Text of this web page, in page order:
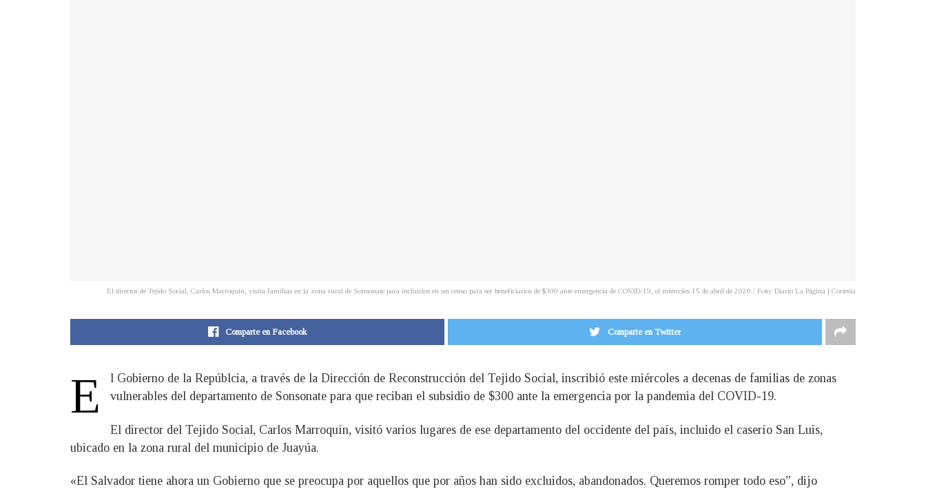
El director de Tejido Social, Carlos Marroquín, visita familias en la zona rural de Sonsonate para incluirlos en un censo para ser beneficiarios de $300 ante emergencia de COVID-19, el miércoles 15 de abril de 2020./ Foto: Diario La Página | Cortesía
Comparte en Facebook Comparte en Twitter
E
​l Gobierno de la Repúblcia, a través de la Dirección de Reconstrucción del Tejido Social, inscribió este miércoles a decenas de familias de zonas
vulnerables del departamento de Sonsonate para que reciban el subsidio de $300 ante la emergencia por la pandemia del COVID-19.
El director del Tejido Social, Carlos Marroquín, visitó varios lugares de ese departamento del occidente del país, incluido el caserío San Luis,
ubicado en la zona rural del municipio de Juayúa.
«El Salvador tiene ahora un Gobierno que se preocupa por aquellos que por años han sido excluidos, abandonados. Queremos romper todo eso”, dijo